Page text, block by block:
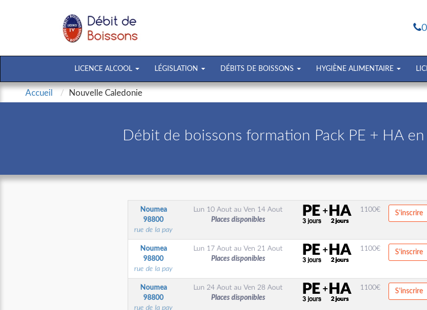
LICENCE ALCOOL LÉGISLATION DÉBITS DE BOISSONS HYGIÈNE ALIMENTAIRE
Accueil Nouvelle Caledonie
Débit de boissons formation Pack PE + HA
Noumea
98800
rue de la pay
Lun 10 Aout auVen 14 Aout
Places disponibles
1100€ S'inscrire
Noumea
98800
rue de la pay
Lun 17 Aout auVen 21 Aout
Places disponibles
1100€ S'inscrire
Noumea
98800
rue de la pay
Lun 24 Aout auVen 28 Aout
Places disponibles
1100€ S'inscrire